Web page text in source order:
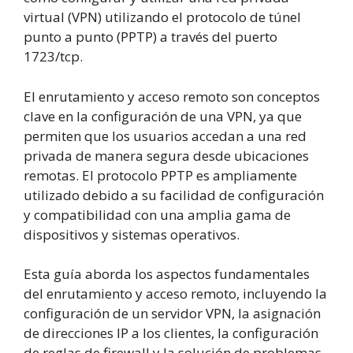
virtual (VPN) utilizando el protocolo de túnel
punto a punto (PPTP) a través del puerto
1723/tcp.
El enrutamiento y acceso remoto son conceptos
clave en la configuración de una VPN, ya que
permiten que los usuarios accedan a una red
privada de manera segura desde ubicaciones
remotas. El protocolo PPTP es ampliamente
utilizado debido a su facilidad de configuración
y compatibilidad con una amplia gama de
dispositivos y sistemas operativos.
Esta guía aborda los aspectos fundamentales
del enrutamiento y acceso remoto, incluyendo la
configuración de un servidor VPN, la asignación
de direcciones IP a los clientes, la configuración